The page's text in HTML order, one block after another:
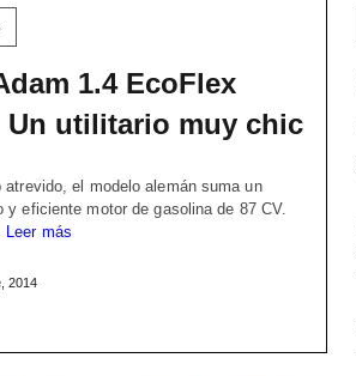
1.4 EcoFlex
Un utilitario muy chic
atrevido, el modelo alemán suma un
y eficiente motor de gasolina de 87 CV.
Leer más
2014